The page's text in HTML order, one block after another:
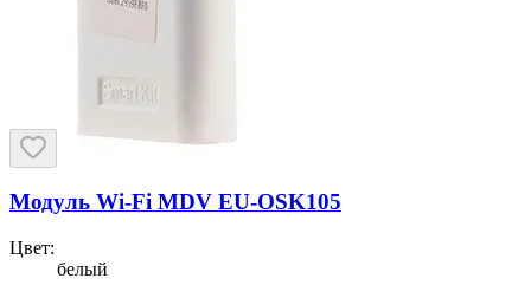
Модуль Wi-Fi MDV EU-OSK105
Цвет:
белый